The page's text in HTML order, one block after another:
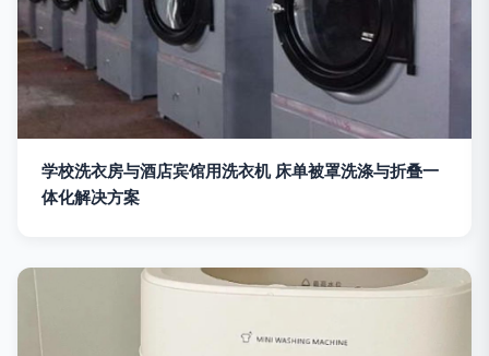
学校洗衣房与酒店宾馆用洗衣机 床单被罩洗涤与折叠一
体化解决方案